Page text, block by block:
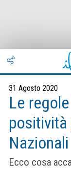
31 Agosto 2020
Le
positività
Nazionali
Ecco cosa